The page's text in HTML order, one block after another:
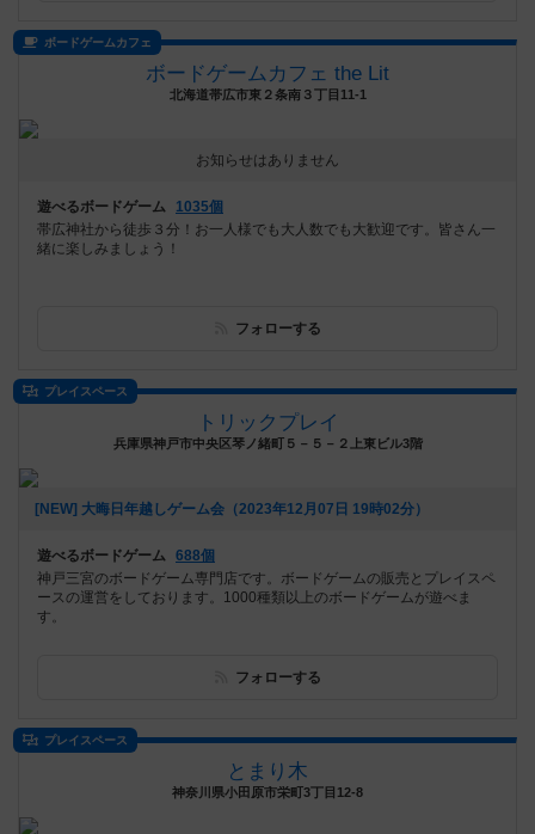
ボードゲームカフェ
ボードゲームカフェ the Lit
北海道帯広市東２条南３丁目11-1
お知らせはありません
遊べるボードゲーム
1035個
帯広神社から徒歩３分！お一人様でも大人数でも大歓迎です。皆さん一
緒に楽しみましょう！
フォローする
プレイスペース
トリックプレイ
兵庫県神戸市中央区琴ノ緒町５－５－２上東ビル3階
[NEW] 大晦日年越しゲーム会（2023年12月07日 19時02分）
遊べるボードゲーム 688個
神戸三宮のボードゲーム専門店です。ボードゲームの販売とプレイスペ
ースの運営をしております。1000種類以上のボードゲームが遊べま
す。
フォローする
プレイスペース
とまり木
神奈川県小田原市栄町3丁目12-8